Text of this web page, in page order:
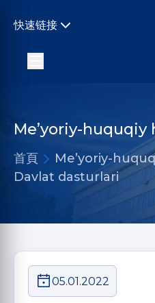
快速链接
Me’yoriy-
首頁
Me’yoriy-
Davlat dasturlari
05.01.2022